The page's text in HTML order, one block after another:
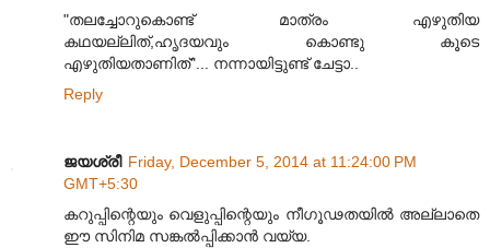
"തലച്ചോറുകൊണ്ട് മാത്രം എഴുതിയ
കഥയല്ലിത്,ഹൃദയവും കൊണ്ടു കൂടെ
എഴുതിയതാണിത്"... നന്നായിട്ടുണ്ട് ചേട്ടാ..
Reply
ജയശ്രീ Friday, December 5, 2014 at 11:24:00 PM
GMT+5:30
കറുപ്പിന്റെയും വെളുപ്പിന്റെയും നീഗൂഢതയിൽ അല്ലാതെ
ഈ സിനിമ സങ്കൽ‌പ്പിക്കാൻ വയ്യ.